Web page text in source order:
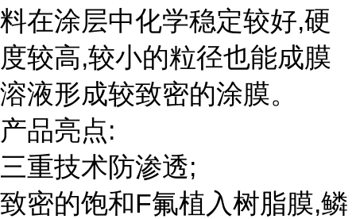
料在涂层中化学稳定较好,硬
度较高,较小的粒径也能成膜
溶液形成较致密的涂膜。
产品亮点:
三重技术防渗透;
致密的饱和F氟植入树脂膜,鳞